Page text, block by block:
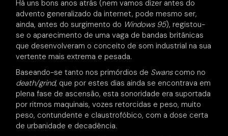
Há uns bons anos atrás (nem vamos dizer antes do
advento generalizado da internet, pode mesmo ser,
ainda, antes do surgimento do Windows 95), registou-
se o aparecimento de uma vaga de bandas britânicas
que desenvolveram o conceito de som industrial na sua
vertente mais extrema e pesada.
Baseando-se tanto nos primórdios de Swanscomo no
death/grind, que por estes dias ainda se encontrava em
plena fase de ascensão, esta sonoridade era suportada
por ritmos maquinais, vozes retorcidas e peso, muito
peso, contundente e claustrofóbico, com a dose certa
de urbanidade e decadência.